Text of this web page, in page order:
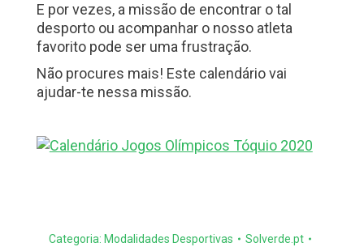
E por vezes, a missão de encontrar o tal
desporto ou acompanhar o nosso atleta
favorito pode ser uma frustração.
Não procures mais! Este calendário vai
ajudar-te nessa missão.
Categoria: Modalidades Desportivas
Solverde.pt